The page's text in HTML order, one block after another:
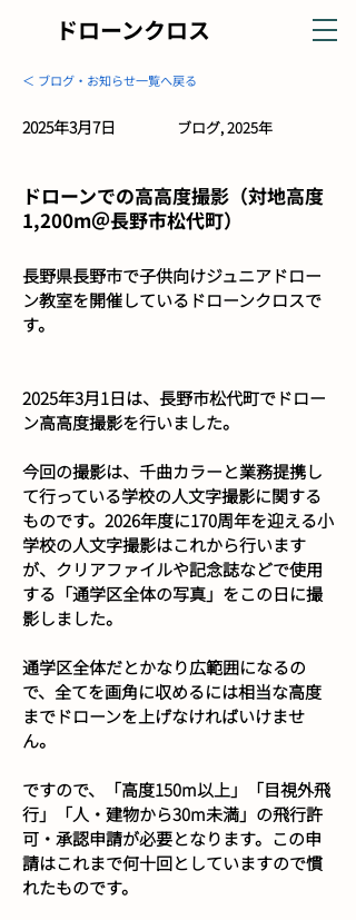
ドローンクロス
＜ ブログ・お知らせ一覧へ戻る
2025年3月7日 ブログ, 2025年
ドローンでの高高度撮影（対地高度
1,200m＠長野市松代町）
長野県長野市で子供向けジュニアドロー
ン教室を開催しているドローンクロスで
す。
2025年3月1日は、長野市松代町でドロー
ン高高度撮影を行いました。
今回の撮影は、千曲カラーと業務提携し
て行っている学校の人文字撮影に関する
ものです。2026年度に170周年を迎える小
学校の人文字撮影はこれから行います
が、クリアファイルや記念誌などで使用
する「通学区全体の写真」をこの日に撮
影しました。
通学区全体だとかなり広範囲になるの
で、全てを画角に収めるには相当な高度
までドローンを上げなければいけませ
ん。
ですので、「高度150m以上」「目視外飛
行」「人・建物から30m未満」の飛行許
可・承認申請が必要となります。この申
請はこれまで何十回としていますので慣
れたものです。